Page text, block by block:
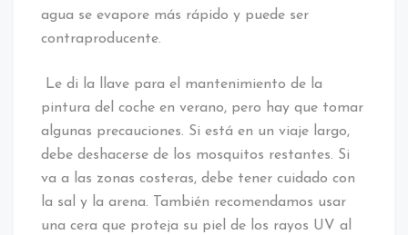
agua se evapore más rápido y puede ser
contraproducente.
Le di la llave para el mantenimiento de la
pintura del coche en verano, pero hay que tomar
algunas precauciones. Si está en un viaje largo,
debe deshacerse de los mosquitos restantes. Si
va a las zonas costeras, debe tener cuidado con
la sal y la arena. También recomendamos usar
una cera que proteja su piel de los rayos UV al